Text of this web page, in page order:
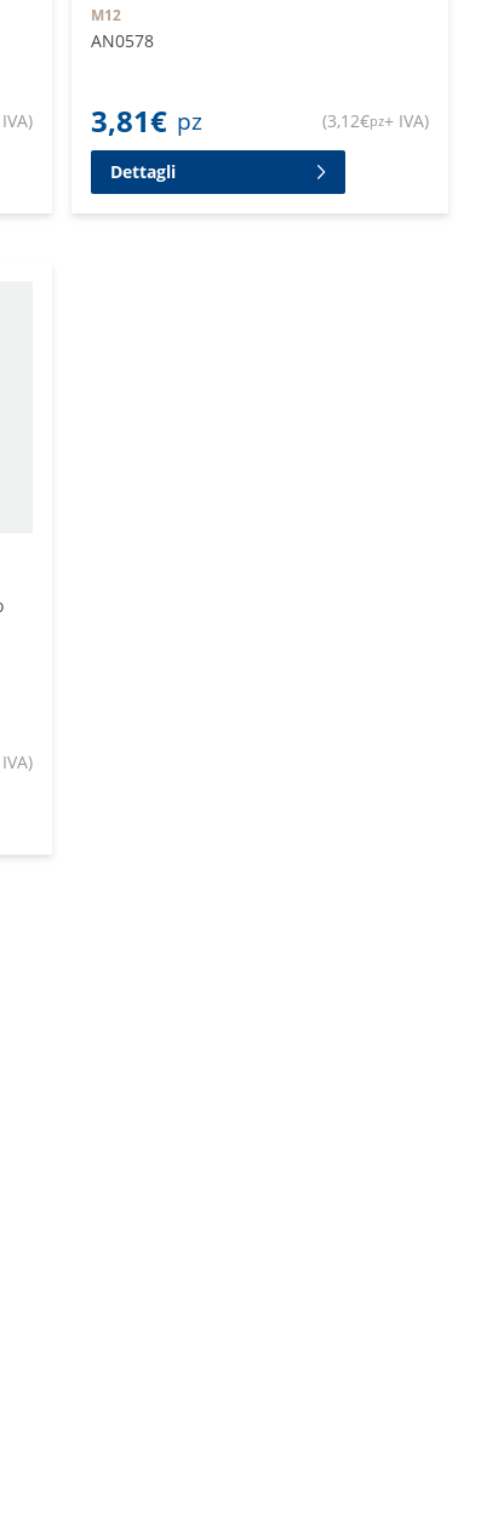
)
M12
AN0578
3,81€ pz (3,12€pz+ IVA)
Dettagli
)